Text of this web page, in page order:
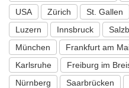
USA
Zürich St. Gallen
Luzern
Innsbruck
München
Frankfurt am
Karlsruhe
Freiburg im
Nürnberg
Saarbrücken